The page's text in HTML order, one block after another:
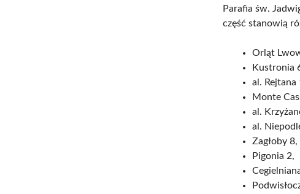
Parafia św.
część stanowią
Orląt
Kustronia
al. Rejtana
Monte
al.
al.
Zagłoby 8,
Pigonia 2,